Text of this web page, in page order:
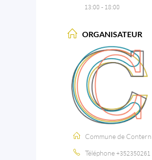
13:00 - 18:00
ORGANISATEUR
Commune de Contern
Téléphone+352350261